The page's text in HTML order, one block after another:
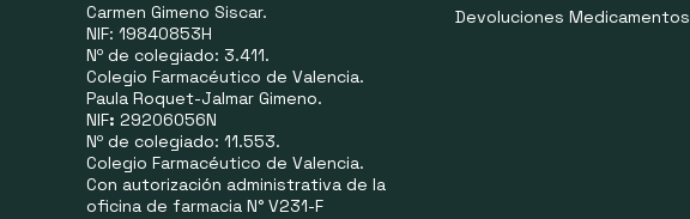
Carmen Gimeno Siscar.
NIF: 19840853H
Nº de colegiado: 3.411.
Colegio Farmacéutico de Valencia.
Paula Roquet-Jalmar Gimeno.
NIF: 29206056N
Nº de colegiado: 11.553.
Colegio Farmacéutico de Valencia.
Con autorización administrativa de la
oficina de farmacia N° V231-F
Devoluciones Medicamentos